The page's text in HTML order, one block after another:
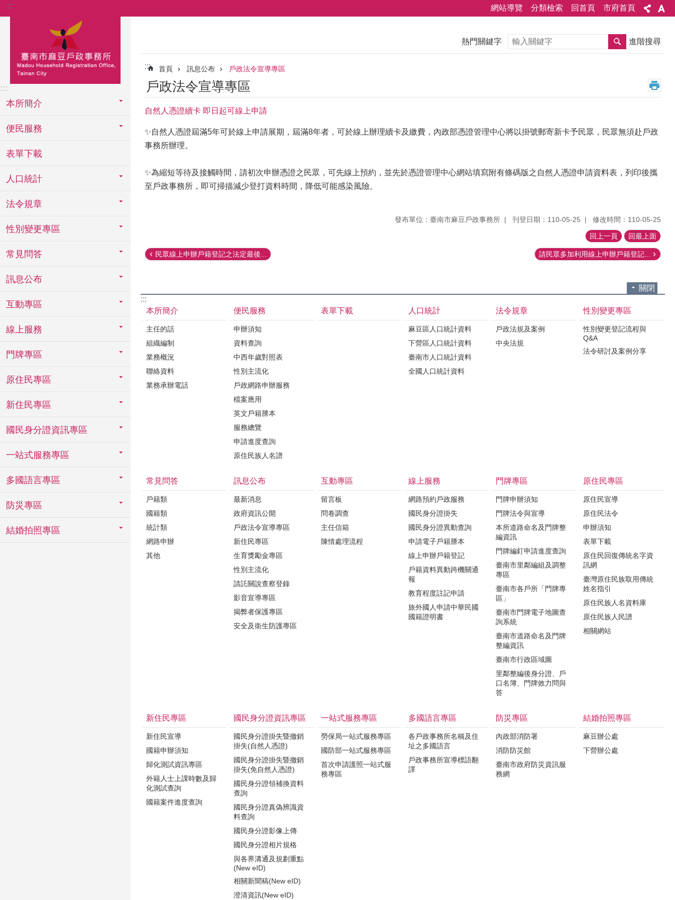
跳到主要內容區塊
::: 網站導覽 分類檢索 回首頁 市府首頁
:::
本所簡介
便民服務
表單下載
人口統計
法令規章
性別變更專區
常見問答
訊息公布
互動專區
線上服務
門牌專區
原住民專區
新住民專區
國民身分證資訊專區
一站式服務專區
多國語言專區
防災專區
結婚拍照專區
熱門關鍵字 搜尋 進階搜尋
::: 首頁 訊息公布 戶政法令宣導專區
戶政法令宣導專區
自然人憑證續卡 即日起可線上申請
✨自然人憑證屆滿5年可於線上申請展期，屆滿8年者，可於線上辦理續卡及繳費，內政部憑證管理中心將以掛號郵寄新卡予民眾，民眾無須赴戶政
事務所辦理。
✨為縮短等待及接觸時間，請初次申辦憑證之民眾，可先線上預約，並先於憑證管理中心網站填寫附有條碼版之自然人憑證申請資料表，列印後攜
至戶政事務所，即可掃描減少登打資料時間，降低可能感染風險。
發布單位：臺南市麻豆戶政事務所 刊登日期：110-05-25 修改時間：110-05-25
回上一頁 回最上面
民眾線上申辦戶籍登記之法定最後... 請民眾多加利用線上申辦戶籍登記...
關閉
:::
本所簡介
主任的話
組織編制
業務概況
聯絡資料
業務承辦電話
便民服務
申辦須知
資料查詢
中西年歲對照表
性別主流化
戶政網路申辦服務
檔案應用
英文戶籍謄本
服務總覽
申請進度查詢
原住民族人名譜
表單下載 人口統計
麻豆區人口統計資料
下營區人口統計資料
臺南市人口統計資料
全國人口統計資料
法令規章
戶政法規及案例
中央法規
性別變更專區
性別變更登記流程與
Q&A
法令研討及案例分享
常見問答
戶籍類
國籍類
統計類
網路申辦
其他
訊息公布
最新消息
政府資訊公開
戶政法令宣導專區
新住民專區
生育獎勵金專區
性別主流化
請託關說查察登錄
影音宣導專區
揭弊者保護專區
安全及衛生防護專區
互動專區
留言板
問卷調查
主任信箱
陳情處理流程
線上服務
網路預約戶政服務
國民身分證掛失
國民身分證異動查詢
申請電子戶籍謄本
線上申辦戶籍登記
戶籍資料異動跨機關通
報
教育程度註記申請
旅外國人申請中華民國
國籍證明書
門牌專區
門牌申辦須知
門牌法令與宣導
本所道路命名及門牌整
編資訊
門牌編釘申請進度查詢
臺南市里鄰編組及調整
專區
臺南市各戶所「門牌專
區」
臺南市門牌電子地圖查
詢系統
臺南市道路命名及門牌
整編資訊
臺南市行政區域圖
里鄰整編後身分證、戶
口名簿、門牌效力問與
答
原住民專區
原住民宣導
原住民法令
申辦須知
表單下載
原住民回復傳統名字資
訊網
臺灣原住民族取用傳統
姓名指引
原住民族人名資料庫
原住民族人民譜
相關網站
新住民專區
新住民宣導
國籍申辦須知
歸化測試資訊專區
外籍人士上課時數及歸
化測試查詢
國籍案件進度查詢
國民身分證資訊專區
國民身分證掛失暨撤銷
掛失(自然人憑證)
國民身分證掛失暨撤銷
掛失(免自然人憑證)
國民身分證領補換資料
查詢
國民身分證真偽辨識資
料查詢
國民身分證影像上傳
國民身分證相片規格
與各界溝通及規劃重點
(New eID)
相關新聞稿(New eID)
澄清資訊(New eID)
一站式服務專區
勞保局一站式服務專區
國防部一站式服務專區
首次申請護照一站式服
務專區
多國語言專區
各戶政事務所名稱及住
址之多國語言
戶政事務所宣導標語翻
譯
防災專區
內政部消防署
消防防災館
臺南市政府防災資訊服
務網
結婚拍照專區
麻豆辦公處
下營辦公處